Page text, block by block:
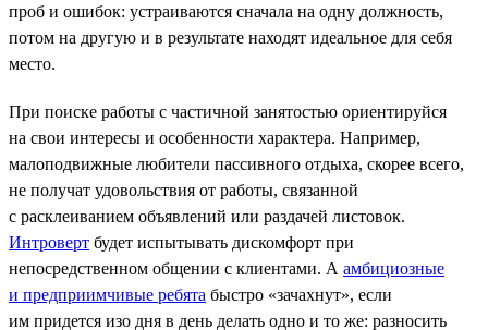
проб и ошибок: устраиваются сначала на одну должность,
потом на другую и в результате находят идеальное для себя
место.
При поиске работы с частичной занятостью ориентируйся
на свои интересы и особенности характера. Например,
малоподвижные любители пассивного отдыха, скорее всего,
не получат удовольствия от работы, связанной
с расклеиванием объявлений или раздачей листовок.
Интроверт будет испытывать дискомфорт при
непосредственном общении с клиентами. А амбициозные
и предприимчивые ребята быстро «зачахнут», если
им придется изо дня в день делать одно и то же: разносить